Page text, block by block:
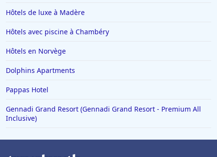
Hôtels de luxe à Madère
Hôtels avec piscine à Chambéry
Hôtels en Norvège
Dolphins Apartments
Pappas Hotel
Gennadi Grand Resort (Gennadi Grand Resort - Premium All
Inclusive)